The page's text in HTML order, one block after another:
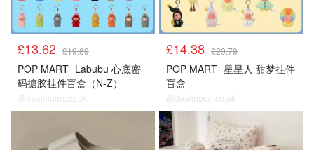
£13.62 £19.69
POP MART Labubu 心底密
码搪胶挂件盲盒（N-Z）
@dealmoon.co.uk
£14.38 £20.79
POP MART 星星人 甜梦挂件
盲盒
@dealmoon.co.uk